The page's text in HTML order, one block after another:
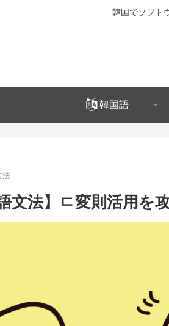
韓国でソフト
韓国語
法
文法】ㄷ変則活用を